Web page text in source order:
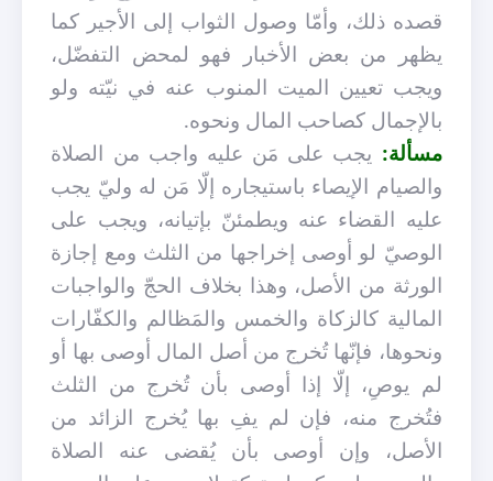
قصده ذلك، وأمّا وصول الثواب إلى الأجير كما
يظهر من بعض الأخبار فهو لمحض التفضّل،
ويجب تعيين الميت المنوب عنه في نيّته ولو
بالإجمال كصاحب المال ونحوه.
مسألة: يجب على مَن عليه واجب من الصلاة
والصيام الإيصاء باستيجاره إلّا مَن له وليّ يجب
عليه القضاء عنه ويطمئنّ بإتيانه، ويجب على
الوصيّ لو أوصى إخراجها من الثلث ومع إجازة
الورثة من الأصل، وهذا بخلاف الحجّ والواجبات
المالية كالزكاة والخمس والمَظالم والكفّارات
ونحوها، فإنّها تُخرج من أصل المال أوصى بها أو
لم يوصِ، إلّا إذا أوصى بأن تُخرج من الثلث
فتُخرج منه، فإن لم يفِ بها يُخرج الزائد من
الأصل، وإن أوصى بأن يُقضى عنه الصلاة